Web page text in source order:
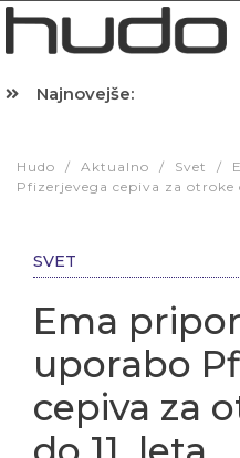
Najnovejše:
Pfizerjevega cepiva za otroke
Ema
uporabo
cepiva za
do 11. leta